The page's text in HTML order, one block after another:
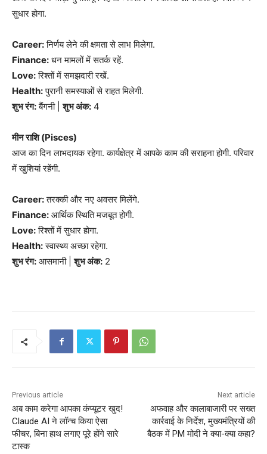
सुधार होगा.
Career:निर्णय लेने की क्षमता से लाभ मिलेगा.
Finance: धन मामलों में सतर्क रहें.
Love:रिश्तों में समझदारी रखें.
Health:पुरानी समस्याओं से राहत मिलेगी.
शुभ रंग:बैंगनी |शुभ अंक: 4
मीन राशि (Pisces)
आज का दिन लाभदायक रहेगा. कार्यक्षेत्र में आपके काम की सराहना होगी. परिवार
में खुशियां रहेंगी.
Career:तरक्की और नए अवसर मिलेंगे.
Finance: आर्थिक स्थिति मजबूत होगी.
Love:रिश्तों में सुधार होगा.
Health:स्वास्थ्य अच्छा रहेगा.
शुभ रंग: आसमानी |शुभ अंक: 2
Previous article
अब काम करेगा आपका कंप्यूटर खुद!
Claude AI ने लॉन्च किया ऐसा
फीचर, बिना हाथ लगाए पूरे होंगे सारे
टास्क
Next article
अफवाह और कालाबाजारी पर सख्त
कार्रवाई के निर्देश, मुख्यमंत्रियों की
बैठक में PM मोदी ने क्या-क्या कहा?